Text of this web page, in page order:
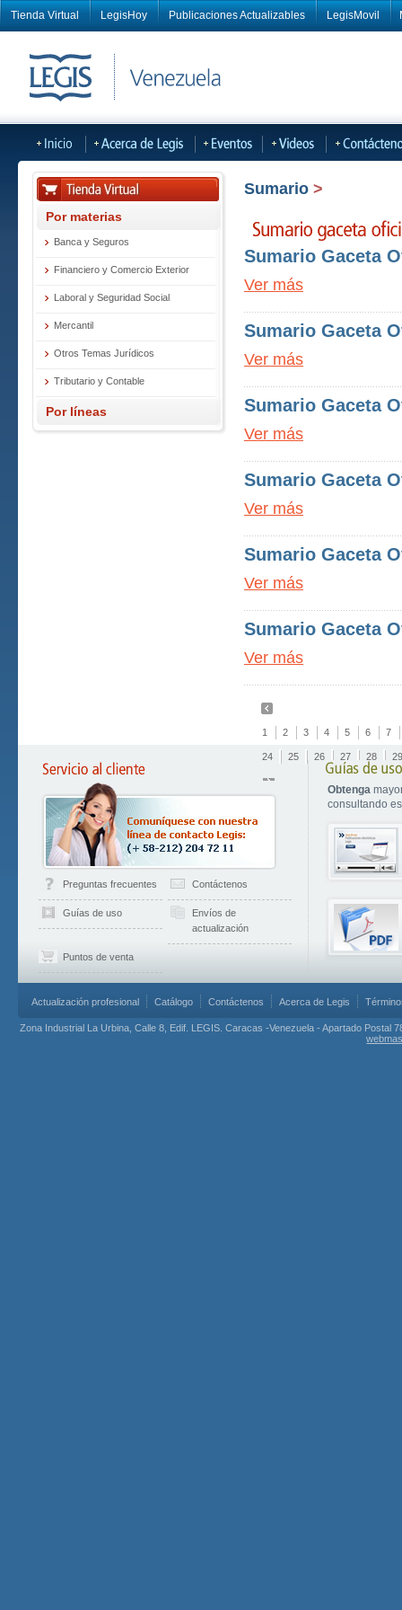
Tienda Virtual LegisHoy Publicaciones Actualizables LegisMovil
Por materias
Banca y Seguros
Financiero y Comercio Exterior
Laboral y Seguridad Social
Mercantil
Otros Temas Jurídicos
Tributario y Contable
Por líneas
Sumario >
Sumario Gaceta
Ver más
Sumario Gaceta
Ver más
Sumario Gaceta
Ver más
Sumario Gaceta
Ver más
Sumario Gaceta
Ver más
Sumario Gaceta
Ver más
1 2 3 4 5 6 7
24 25 26 27 28 29
Preguntas frecuentes Contáctenos
Guías de uso
Envíos de
actualización
Puntos de venta
Obtenga
consultando
Actualización profesional Catálogo Contáctenos Acerca de Legis
Zona Industrial La Urbina, Calle 8, Edif. LEGIS. Caracas -Venezuela - Apartado